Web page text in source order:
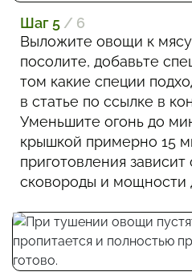
Шаг 5 / 6
Выложите овощи к мясу
посолите, добавьте
том какие специи
в статье по ссылке в
Уменьшите огонь до
крышкой примерно 15
приготовления
сковороды и мощности